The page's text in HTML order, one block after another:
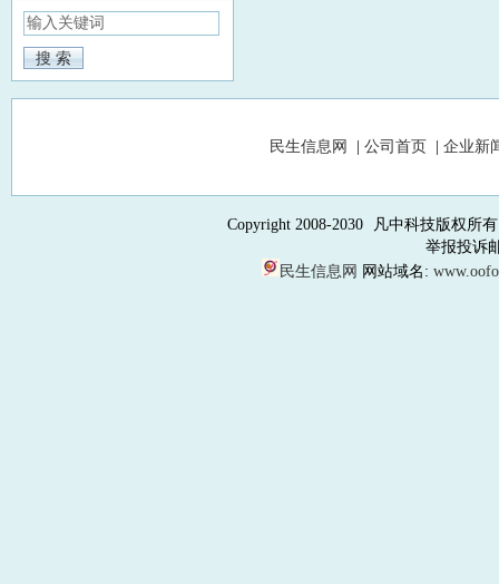
民生信息网 公司首页 企业新
Copyright 2008-2030
凡中科技版权所
举报投诉
民生信息网 网站域名: